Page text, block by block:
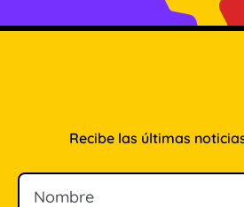
Recibe las últimas
Nombre
Correo